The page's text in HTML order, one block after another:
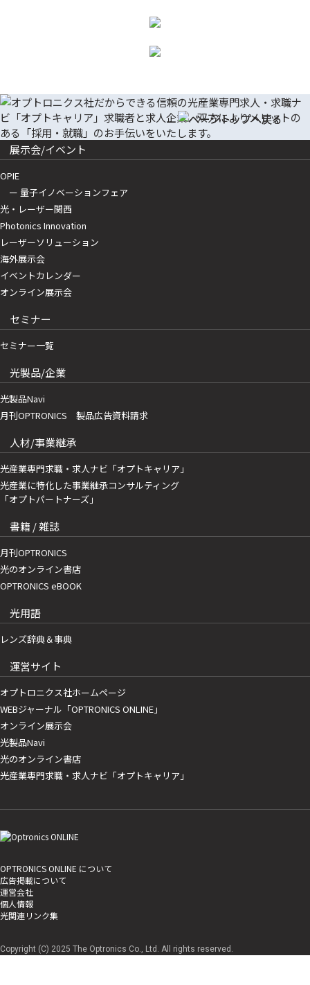
展示会/イベント
OPIE
ー 量子イノベーションフェア
光・レーザー関西
Photonics Innovation
レーザーソリューション
海外展示会
イベントカレンダー
オンライン展示会
セミナー
セミナー一覧
光製品/企業
光製品Navi
月刊OPTRONICS 製品広告資料請求
人材/事業継承
光産業専門求職・求人ナビ「オプトキャリア」
光産業に特化した事業継承コンサルティング
「オプトパートナーズ」
書籍 / 雑誌
月刊OPTRONICS
光のオンライン書店
OPTRONICS eBOOK
光用語
レンズ辞典＆事典
運営サイト
オプトロニクス社ホームページ
WEBジャーナル「OPTRONICS ONLINE」
オンライン展示会
光製品Navi
光のオンライン書店
光産業専門求職・求人ナビ「オプトキャリア」
OPTRONICS ONLINE について
広告掲載について
運営会社
個人情報
光関連リンク集
Copyright (C) 2025 The Optronics Co., Ltd. All rights reserved.